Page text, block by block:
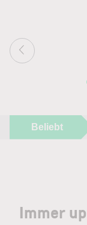
Beliebt
Immer